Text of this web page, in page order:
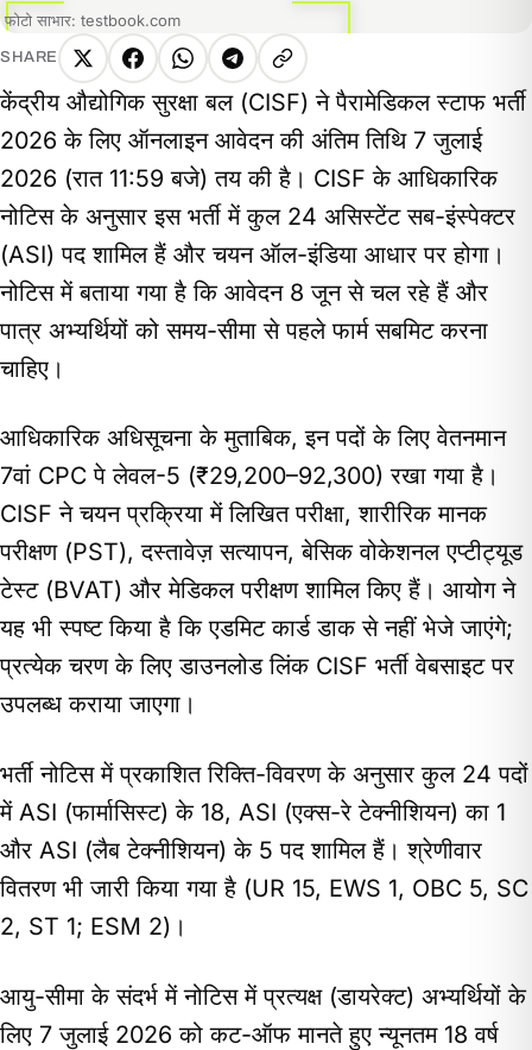
फोटो साभार: testbook.com
SHARE
X FacebookWhatsApp
Telegram
Copy
link
केंद्रीय औद्योगिक सुरक्षा बल (CISF) ने पैरामेडिकल स्टाफ भर्ती
2026 के लिए ऑनलाइन आवेदन की अंतिम तिथि 7 जुलाई
2026 (रात 11:59 बजे) तय की है। CISF के आधिकारिक
नोटिस के अनुसार इस भर्ती में कुल 24 असिस्टेंट सब-इंस्पेक्टर
(ASI) पद शामिल हैं और चयन ऑल-इंडिया आधार पर होगा।
नोटिस में बताया गया है कि आवेदन 8 जून से चल रहे हैं और
पात्र अभ्यर्थियों को समय-सीमा से पहले फार्म सबमिट करना
चाहिए।
आधिकारिक अधिसूचना के मुताबिक, इन पदों के लिए वेतनमान
7वां CPC पे लेवल-5 (₹29,200–92,300) रखा गया है।
CISF ने चयन प्रक्रिया में लिखित परीक्षा, शारीरिक मानक
परीक्षण (PST), दस्तावेज़ सत्यापन, बेसिक वोकेशनल एप्टीट्यूड
टेस्ट (BVAT) और मेडिकल परीक्षण शामिल किए हैं। आयोग ने
यह भी स्पष्ट किया है कि एडमिट कार्ड डाक से नहीं भेजे जाएंगे;
प्रत्येक चरण के लिए डाउनलोड लिंक CISF भर्ती वेबसाइट पर
उपलब्ध कराया जाएगा।
भर्ती नोटिस में प्रकाशित रिक्ति-विवरण के अनुसार कुल 24 पदों
में ASI (फार्मासिस्ट) के 18, ASI (एक्स-रे टेक्नीशियन) का 1
और ASI (लैब टेक्नीशियन) के 5 पद शामिल हैं। श्रेणीवार
वितरण भी जारी किया गया है (UR 15, EWS 1, OBC 5, SC
2, ST 1; ESM 2)।
आयु-सीमा के संदर्भ में नोटिस में प्रत्यक्ष (डायरेक्ट) अभ्यर्थियों के
लिए 7 जुलाई 2026 को कट-ऑफ मानते हुए न्यूनतम 18 वर्ष